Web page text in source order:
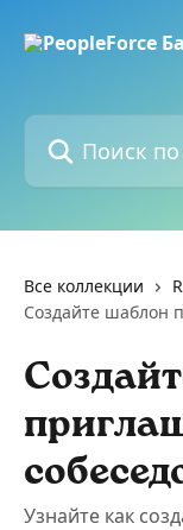
Поиск по
Все коллекции
Создайте шаблон
Узнайте как